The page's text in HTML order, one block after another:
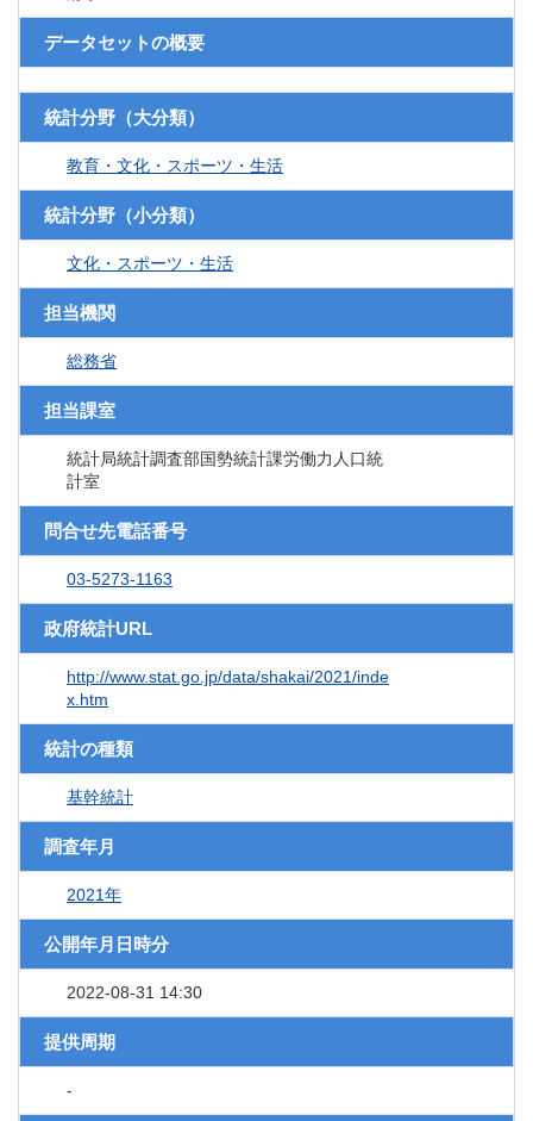
データセットの概要
統計分野（大分類）
教育・文化・スポーツ・生活
統計分野（小分類）
文化・スポーツ・生活
担当機関
総務省
担当課室
統計局統計調査部国勢統計課労働力人口統
計室
問合せ先電話番号
03-5273-1163
政府統計URL
http://www.stat.go.jp/data/shakai/2021/inde
x.htm
統計の種類
基幹統計
調査年月
2021年
公開年月日時分
2022-08-31 14:30
提供周期
-